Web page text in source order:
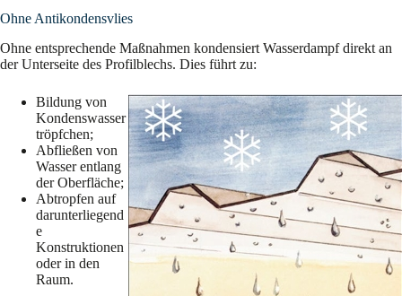
Ohne Antikondensvlies
Ohne entsprechende Maßnahmen kondensiert Wasserdampf direkt an
der Unterseite des Profilblechs. Dies führt zu:
Bildung von
Kondenswasser
tröpfchen;
Abfließen von
Wasser entlang
der Oberfläche;
Abtropfen auf
darunterliegend
e
Konstruktionen
oder in den
Raum.